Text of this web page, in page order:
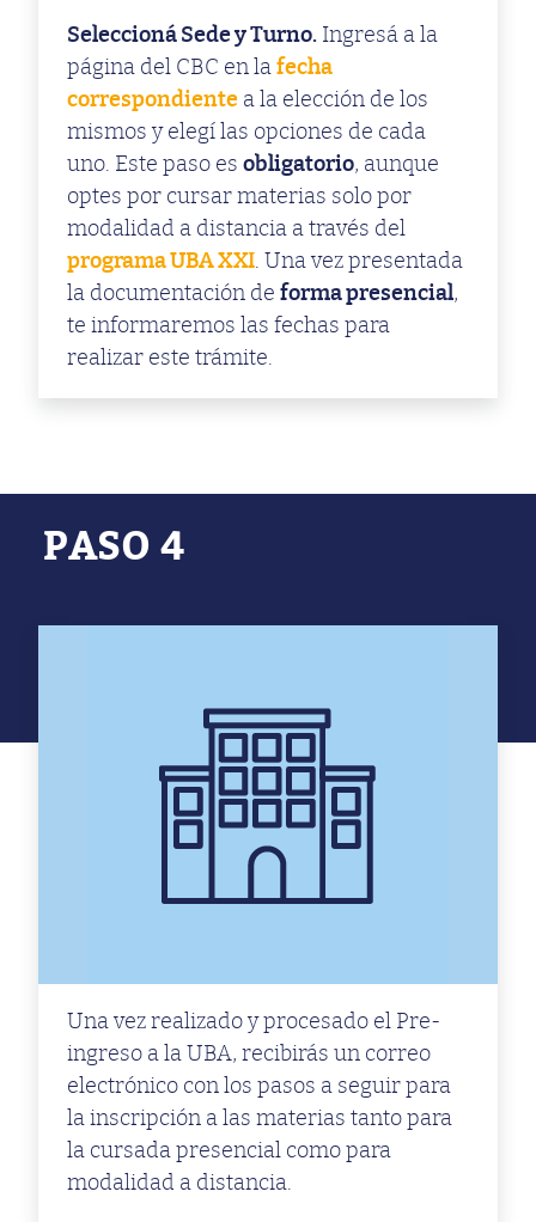
Seleccioná Sede y Turno. Ingresá a la
página del CBC en la fecha
correspondiente a la elección de los
mismos y elegí las opciones de cada
uno. Este paso es obligatorio, aunque
optes por cursar materias solo por
modalidad a distancia a través del
programa UBA XXI. Una vez presentada
la documentación de forma presencial,
te informaremos las fechas para
realizar este trámite.
PASO 4
Una vez realizado y procesado el Pre-
ingreso a la UBA, recibirás un correo
electrónico con los pasos a seguir para
la inscripción a las materias tanto para
la cursada presencial como para
modalidad a distancia.